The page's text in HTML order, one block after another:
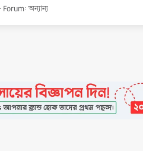
Forum:অন্যান্য